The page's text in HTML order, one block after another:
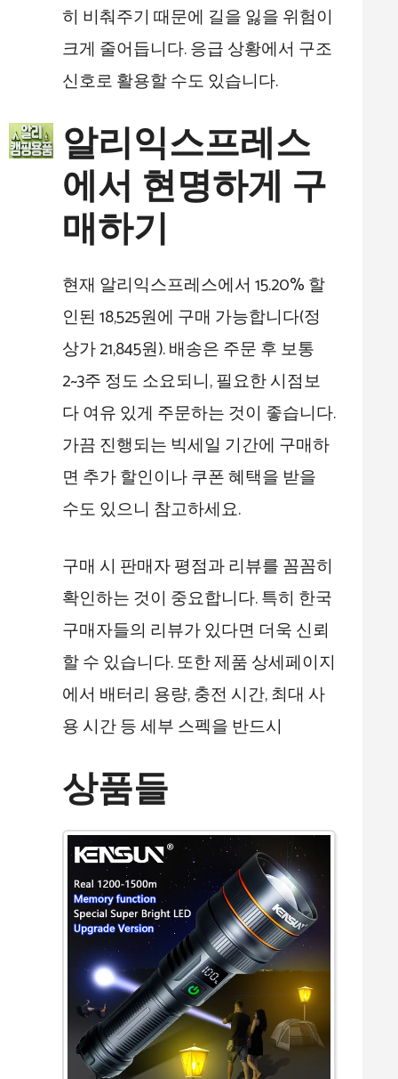
히 비춰주기 때문에 길을 잃을 위험이
크게 줄어듭니다. 응급 상황에서 구조
신호로 활용할 수도 있습니다.
알리익스프레스
에서 현명하게 구
매하기
현재 알리익스프레스에서 15.20% 할
인된 18,525원에 구매 가능합니다(정
상가 21,845원). 배송은 주문 후 보통
2~3주 정도 소요되니, 필요한 시점보
다 여유 있게 주문하는 것이 좋습니다.
가끔 진행되는 빅세일 기간에 구매하
면 추가 할인이나 쿠폰 혜택을 받을
수도 있으니 참고하세요.
구매 시 판매자 평점과 리뷰를 꼼꼼히
확인하는 것이 중요합니다. 특히 한국
구매자들의 리뷰가 있다면 더욱 신뢰
할 수 있습니다. 또한 제품 상세페이지
에서 배터리 용량, 충전 시간, 최대 사
용 시간 등 세부 스펙을 반드시
상품들